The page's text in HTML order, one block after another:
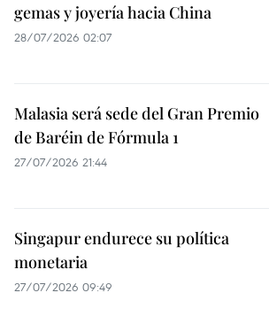
gemas y joyería hacia China
28/07/2026 02:07
Malasia será sede del Gran Premio
de Baréin de Fórmula 1
27/07/2026 21:44
Singapur endurece su política
monetaria
27/07/2026 09:49